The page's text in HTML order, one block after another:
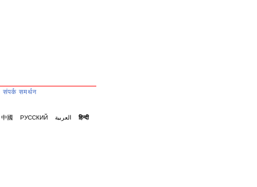
संपर्क समर्थन
中國 РУССКИЙ العربية हिन्दी